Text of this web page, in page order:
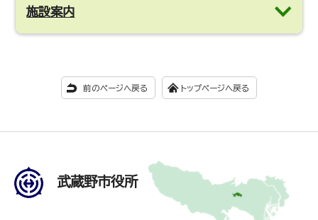
施設案内
前のページへ戻る トップページへ戻る
武蔵野市役所